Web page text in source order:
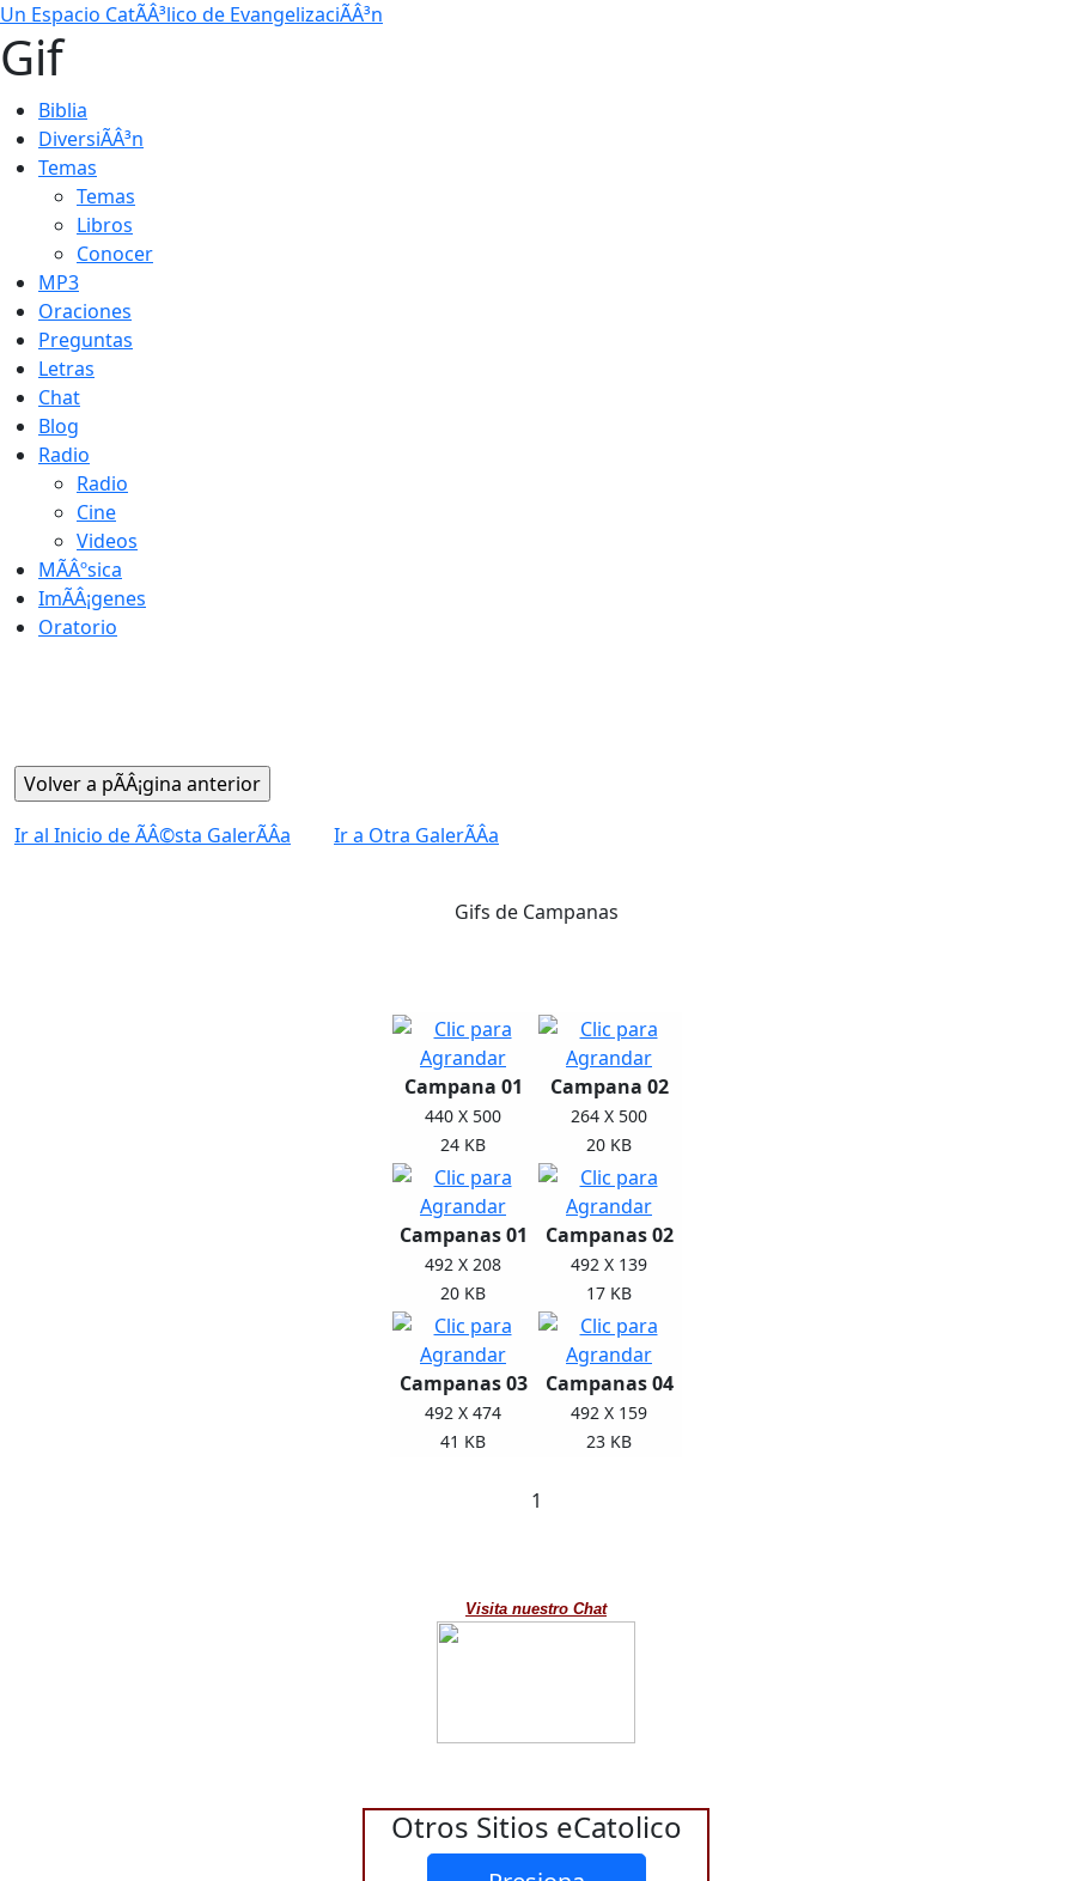
Un Espacio CatÃÂ³lico de EvangelizaciÃÂ³n
Gif
Biblia
DiversiÃÂ³n
Temas
Temas
Libros
Conocer
MP3
Oraciones
Preguntas
Letras
Chat
Blog
Radio
Radio
Cine
Videos
MÃÂºsica
ImÃÂ¡genes
Oratorio
Ir al Inicio de ÃÂ©sta GalerÃÂ­a Ir a Otra GalerÃÂ­a
Gifs de Campanas
Campana 01
440 X 500
24 KB
Campana 02
264 X 500
20 KB
Campanas 01
492 X 208
20 KB
Campanas 02
492 X 139
17 KB
Campanas 03
492 X 474
41 KB
Campanas 04
492 X 159
23 KB
1
Visita nuestro Chat
Otros Sitios eCatolico